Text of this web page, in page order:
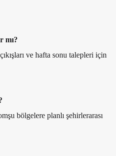
mı?
ve hafta sonu talepleri için
bölgelere planlı şehirlerarası